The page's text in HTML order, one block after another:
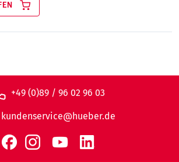
+49 (0)89 / 96 02 96 03
kundenservice@hueber.de